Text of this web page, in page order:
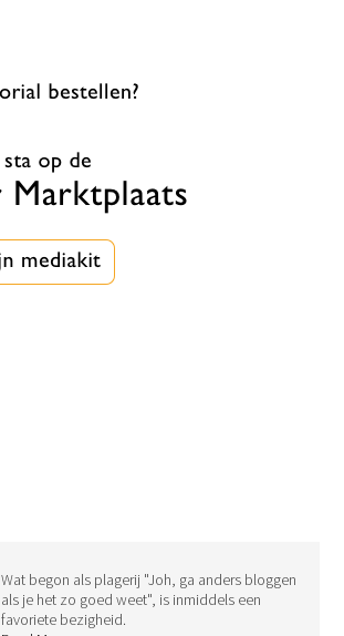
Wat begon als plagerij "Joh, ga anders bloggen
als je het zo goed weet", is inmiddels een
favoriete bezigheid.